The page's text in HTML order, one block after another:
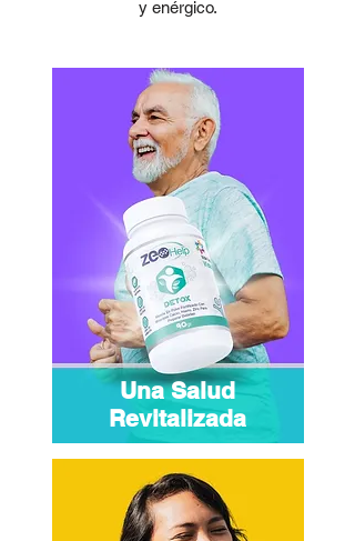
metálicos. Dosis probada sin
y enérgico.
Una Salud
Revitalizada